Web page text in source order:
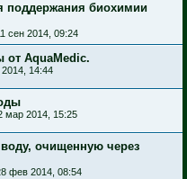
поддержания биохимии
сен 2014, 09:24
от AquaMedic.
14:44
мар 2014, 15:25
воду, очищенную через
фев 2014, 08:54